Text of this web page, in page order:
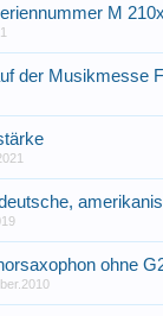
M
der Musikmesse
ohne